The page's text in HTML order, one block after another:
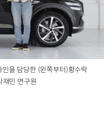
을 담당한 (왼쪽부터)황수락
재민 연구원